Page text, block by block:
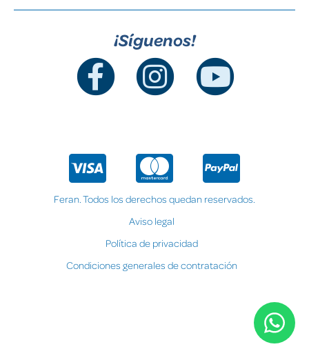
¡Síguenos!
Feran. Todos los derechos quedan reservados.
Aviso legal
Política de privacidad
Condiciones generales de contratación